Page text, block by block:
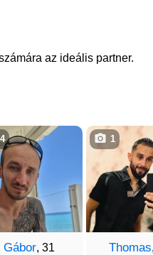
az ideális partner.
Gábor, 31
4
Thomas
1